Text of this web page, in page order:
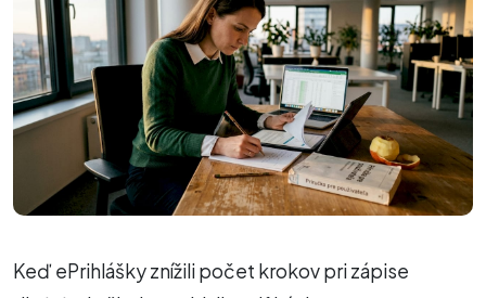
Keď ePrihlášky znížili počet krokov pri zápise